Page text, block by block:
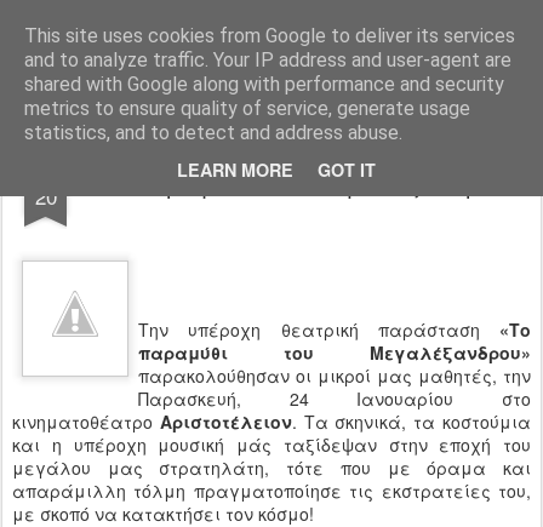
This site uses cookies from Google to deliver its services
and to analyze traffic. Your IP address and user-agent are
shared with Google along with performance and security
metrics to ensure quality of service, generate usage
statistics, and to detect and address abuse.
LEARN MORE GOT IT
Ιδιωτικό Δημοτικό Σχολείο "Ι.Μ.ΔΕΛΑΣΑΛ"
20
Την υπέροχη θεατρική παράσταση «Το
παραμύθι του Μεγαλέξανδρου»
παρακολούθησαν οι μικροί μας μαθητές, την
Παρασκευή, 24 Ιανουαρίου στο
κινηματοθέατρο Αριστοτέλειον. Τα σκηνικά, τα κοστούμια
και η υπέροχη μουσική μάς ταξίδεψαν στην εποχή του
μεγάλου μας στρατηλάτη, τότε που με όραμα και
απαράμιλλη τόλμη πραγματοποίησε τις εκστρατείες του,
με σκοπό να κατακτήσει τον κόσμο!